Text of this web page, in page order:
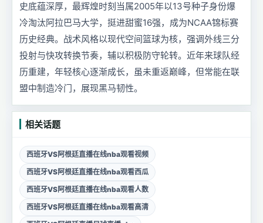
史底蕴深厚，最辉煌时刻当属2005年以13号种子身份爆
冷淘汰阿拉巴马大学，挺进甜蜜16强，成为NCAA锦标赛
历史经典。战术风格以现代空间篮球为核，强调外线三分
投射与快攻转换节奏，辅以积极防守轮转。近年来球队经
历重建，年轻核心逐渐成长，虽未重返巅峰，但常能在联
盟中制造冷门，展现黑马韧性。
相关话题
西班牙VS阿根廷直播在线nba观看视频
西班牙VS阿根廷直播在线nba观看西瓜
西班牙VS阿根廷直播在线nba观看人数
西班牙VS阿根廷直播在线nba观看高清